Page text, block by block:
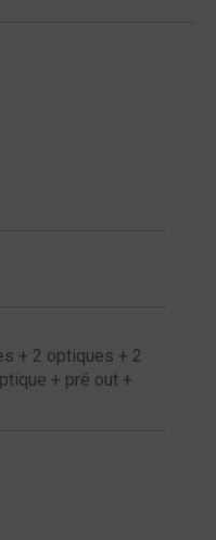
+ 2 optiques + 2
+ pré out +